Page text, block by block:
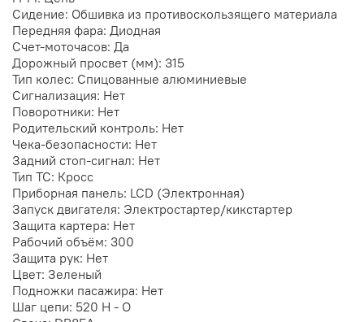
Сидение: Обшивка из противоскользящего материала
Передняя фара: Диодная
Счет-моточасов: Да
Дорожный просвет (мм): 315
Тип колес: Спицованные алюминиевые
Сигнализация: Нет
Поворотники: Нет
Родительский контроль: Нет
Чека-безопасности: Нет
Задний стоп-сигнал: Нет
Тип ТС: Кросс
Приборная панель: LCD (Электронная)
Запуск двигателя: Электростартер/кикстартер
Защита картера: Нет
Рабочий объём: 300
Защита рук: Нет
Цвет: Зеленый
Подножки пасажира: Нет
Шаг цепи: 520 H - O